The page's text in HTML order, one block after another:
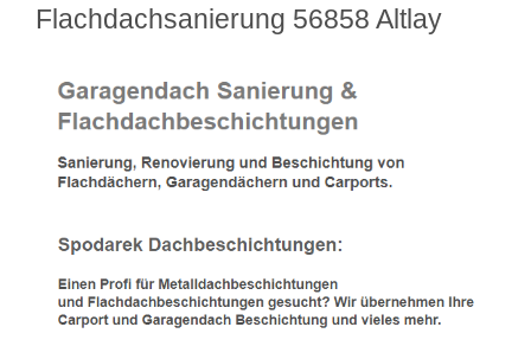
Flachdachsanierung 56858 Altlay